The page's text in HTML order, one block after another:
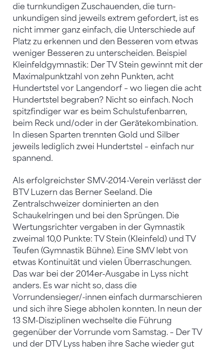
die turnkundigen Zuschauenden, die turn-
unkundigen sind jeweils extrem gefordert, ist es
nicht immer ganz einfach, die Unterschiede auf
Platz zu erkennen und den Besseren vom etwas
weniger Besseren zu unterscheiden. Beispiel
Kleinfeldgymnastik: Der TV Stein gewinnt mit der
Maximalpunktzahl von zehn Punkten, acht
Hundertstel vor Langendorf – wo liegen die acht
Hundertstel begraben? Nicht so einfach. Noch
spitzfindiger war es beim Schulstufenbarren,
beim Reck und/oder in der Gerätekombination.
In diesen Sparten trennten Gold und Silber
jeweils lediglich zwei Hundertstel – einfach nur
spannend.
Als erfolgreichster SMV-2014-Verein verlässt der
BTV Luzern das Berner Seeland. Die
Zentralschweizer dominierten an den
Schaukelringen und bei den Sprüngen. Die
Wertungsrichter vergaben in der Gymnastik
zweimal 10,0 Punkte: TV Stein (Kleinfeld) und TV
Teufen (Gymnastik Bühne). Eine SMV lebt von
etwas Kontinuität und vielen Überraschungen.
Das war bei der 2014er-Ausgabe in Lyss nicht
anders. Es war nicht so, dass die
Vorrundensieger/-innen einfach durmarschieren
und sich ihre Siege abholen konnten. In neun der
13 SM-Disziplinen wechselte die Führung
gegenüber der Vorrunde vom Samstag. – Der TV
und der DTV Lyss haben ihre Sache wieder gut